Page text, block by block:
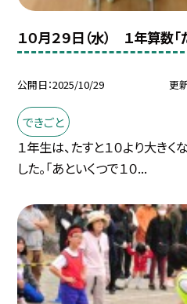
１０月２９日（水） １年算数「
公開日 2025/10/29 更
できごと
１年生は、たすと１０より大き
した。「あといくつで１０...